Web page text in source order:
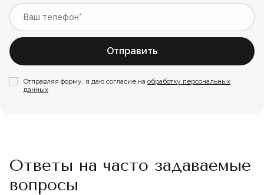
Отправить
Отправляя форму, я даю согласие на обработку персональных
данных
Ответы на часто задаваемые
вопросы